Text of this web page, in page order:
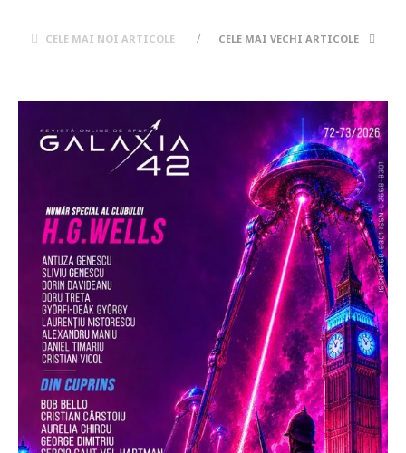
CELE MAI NOI ARTICOLE CELE MAI VECHI ARTICOLE